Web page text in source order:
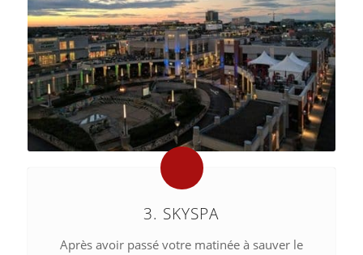
3. SKYSPA
Après avoir passé votre matinée à sauver le